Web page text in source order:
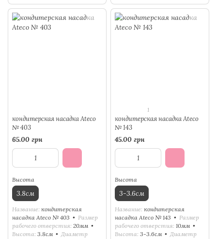
кондитерская насадка Ateco
№ 403
65.00 грн
Высота
3.8см
Название кондитерская
насадка Ateco № 403
Размер
рабочего отверстия 20мм
Высота 3.8см
Диаметр
1
кондитерская насадка Ateco
№ 143
45.00 грн
Высота
3-3.6см
Название кондитерская
насадка Ateco № 143
Размер
рабочего отверстия 10мм
Высота 3-3.6см
Диаметр